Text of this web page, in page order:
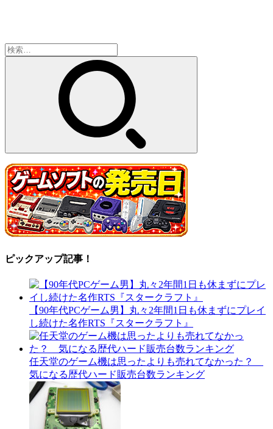
検
索:
ピックアップ記事！
【90年代PCゲーム男】丸々2年間1日も休まずにプレイ
し続けた名作RTS『スタークラフト』
任天堂のゲーム機は思ったよりも売れてなかった？
気になる歴代ハード販売台数ランキング